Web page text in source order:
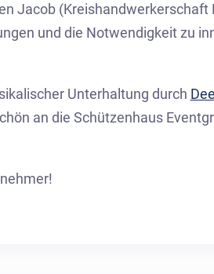
Jacob (Kreishandwerkerschaft
und die Notwendigkeit zu
Unterhaltung durch
an die Schützenhaus